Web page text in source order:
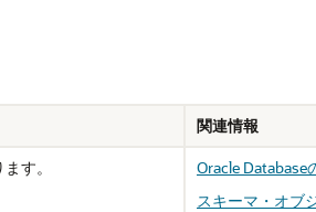
関連情報
す。
Oracle Database
スキーマ・オブ